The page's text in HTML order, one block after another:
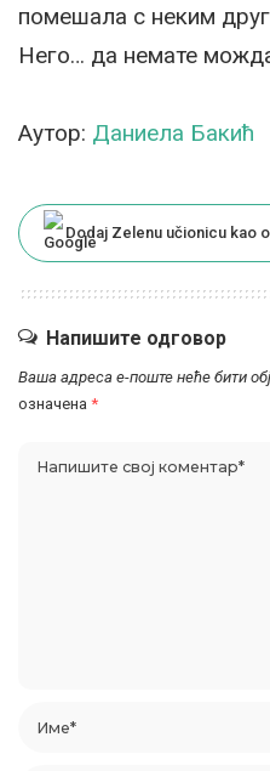
помешала с неким
Него… да немате
Аутор: Даниела Бакић
Dodaj Zelenu učionicu kao
Напишите одговор
Ваша адреса е-поште неће бити
означена *